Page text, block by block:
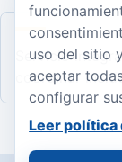
Servicio
coordinar
uso del sitio
aceptar
configurar
Leer política